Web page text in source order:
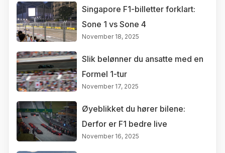
Singapore F1-billetter forklart:
Sone 1 vs Sone 4
November 18, 2025
Slik belønner du ansatte med en
Formel 1-tur
November 17, 2025
Øyeblikket du hører bilene:
Derfor er F1 bedre live
November 16, 2025